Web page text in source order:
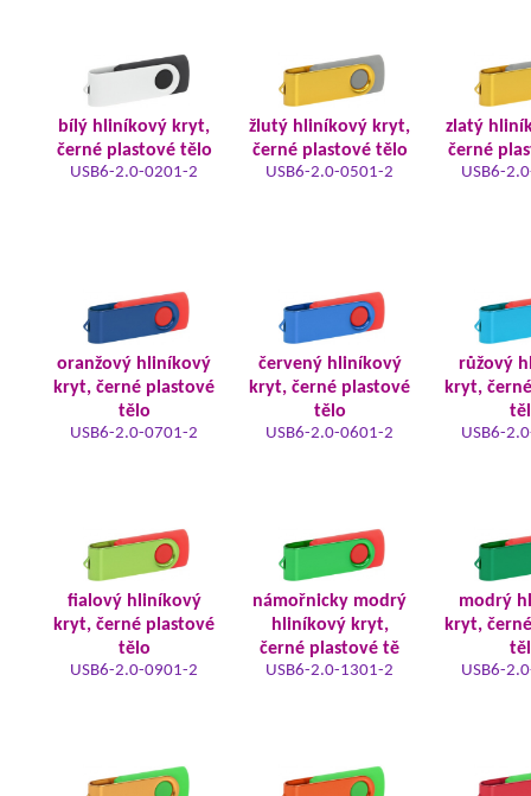
bílý hliníkový kryt,
černé plastové tělo
USB6-2.0-0201-2
žlutý hliníkový kryt,
černé plastové tělo
USB6-2.0-0501-2
zlatý
černé
USB6-
oranžový hliníkový
kryt, černé plastové
tělo
USB6-2.0-0701-2
červený hliníkový
kryt, černé plastové
tělo
USB6-2.0-0601-2
růžový
kryt,
USB6-
fialový hliníkový
kryt, černé plastové
tělo
USB6-2.0-0901-2
námořnicky modrý
hliníkový kryt,
černé plastové tě
USB6-2.0-1301-2
modrý
kryt,
USB6-